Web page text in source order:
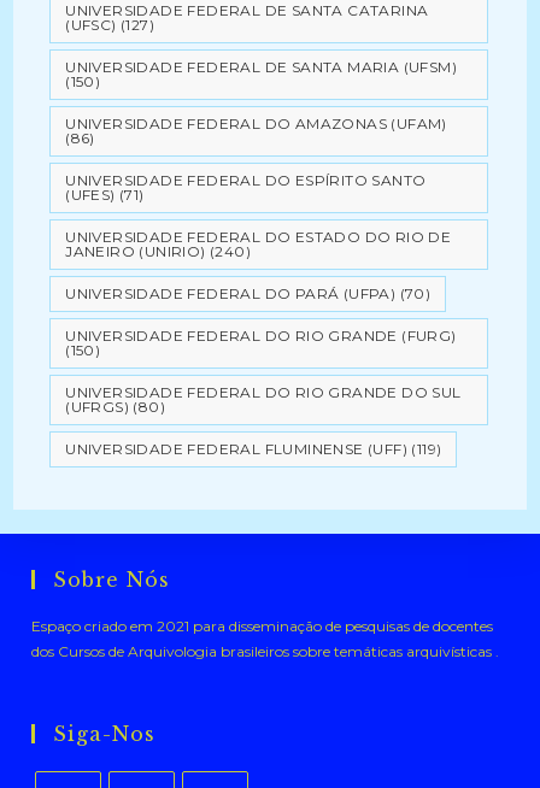
UNIVERSIDADE FEDERAL DE SANTA CATARINA
(UFSC) (127)
UNIVERSIDADE FEDERAL DE SANTA MARIA (UFSM)
(150)
UNIVERSIDADE FEDERAL DO AMAZONAS (UFAM)
(86)
UNIVERSIDADE FEDERAL DO ESPÍRITO SANTO
(UFES) (71)
UNIVERSIDADE FEDERAL DO ESTADO DO RIO DE
JANEIRO (UNIRIO) (240)
UNIVERSIDADE FEDERAL DO PARÁ (UFPA) (70)
UNIVERSIDADE FEDERAL DO RIO GRANDE (FURG)
(150)
UNIVERSIDADE FEDERAL DO RIO GRANDE DO SUL
(UFRGS) (80)
UNIVERSIDADE FEDERAL FLUMINENSE (UFF) (119)
Sobre Nós
Espaço criado em 2021 para disseminação de pesquisas de docentes
dos Cursos de Arquivologia brasileiros sobre temáticas arquivísticas .
Siga-Nos